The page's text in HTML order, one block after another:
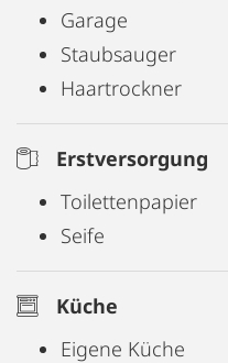
Garage
Staubsauger
Haartrockner
Erstversorgung
Toilettenpapier
Seife
Küche
Eigene Küche